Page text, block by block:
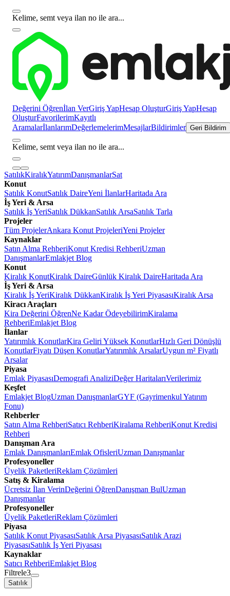
Kelime, semt veya ilan no ile ara...
Değerini Öğrenİlan VerGiriş YapHesap OluşturGiriş YapHesap
OluşturFavorilerimKayıtlı
AramalarİlanlarımDeğerlemelerimMesajlarBildirimler Geri Bildirim
Kelime, semt veya ilan no ile ara...
SatılıkKiralıkYatırımDanışmanlarSat
Konut
Satılık KonutSatılık DaireYeni İlanlarHaritada Ara
İş Yeri & Arsa
Satılık İş YeriSatılık DükkanSatılık ArsaSatılık Tarla
Projeler
Tüm ProjelerAnkara Konut ProjeleriYeni Projeler
Kaynaklar
Satın Alma RehberiKonut Kredisi RehberiUzman
DanışmanlarEmlakjet Blog
Konut
Kiralık KonutKiralık DaireGünlük Kiralık DaireHaritada Ara
İş Yeri & Arsa
Kiralık İş YeriKiralık DükkanKiralık İş Yeri PiyasasıKiralık Arsa
Kiracı Araçları
Kira Değerini ÖğrenNe Kadar ÖdeyebilirimKiralama
RehberiEmlakjet Blog
İlanlar
Yatırımlık KonutlarKira Geliri Yüksek KonutlarHızlı Geri Dönüşlü
KonutlarFiyatı Düşen KonutlarYatırımlık ArsalarUygun m² Fiyatlı
Arsalar
Piyasa
Emlak PiyasasıDemografi AnaliziDeğer HaritalarıVerilerimiz
Keşfet
Emlakjet BlogUzman DanışmanlarGYF (Gayrimenkul Yatırım
Fonu)
Rehberler
Satın Alma RehberiSatıcı RehberiKiralama RehberiKonut Kredisi
Rehberi
Danışman Ara
Emlak DanışmanlarıEmlak OfisleriUzman Danışmanlar
Profesyoneller
Üyelik PaketleriReklam Çözümleri
Satış & Kiralama
Ücretsiz İlan VerinDeğerini ÖğrenDanışman BulUzman
Danışmanlar
Profesyoneller
Üyelik PaketleriReklam Çözümleri
Piyasa
Satılık Konut PiyasasıSatılık Arsa PiyasasıSatılık Arazi
PiyasasıSatılık İş Yeri Piyasası
Kaynaklar
Satıcı RehberiEmlakjet Blog
Filtrele3
Satılık